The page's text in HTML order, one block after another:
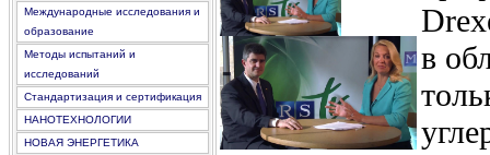
Международные исследования и
образование
Методы испытаний и
исследований
Стандартизация и сертификация
НАНОТЕХНОЛОГИИ
НОВАЯ ЭНЕРГЕТИКА
в